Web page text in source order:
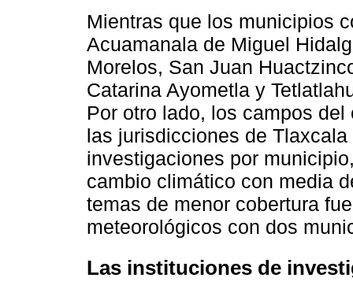
Mientras que los municipios
Acuamanala de Miguel
Morelos, San Juan
Catarina Ayometla y
Por otro lado, los campos
las jurisdicciones de
investigaciones por
cambio climático con media
temas de menor cobertura
meteorológicos con dos
Las instituciones de